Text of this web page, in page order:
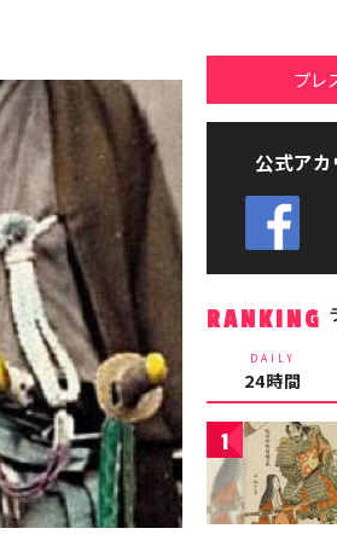
プレ
公式アカ
RANKING
DAILY
24時間
1